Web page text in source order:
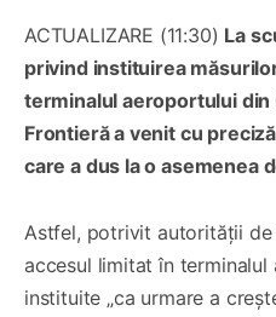
ACTUALIZARE (11:30) La
privind instituirea
terminalul aeroportului din
Frontieră a venit cu
care a dus la o asemenea
Astfel, potrivit autorității
accesul limitat în
instituite „ca urmare a